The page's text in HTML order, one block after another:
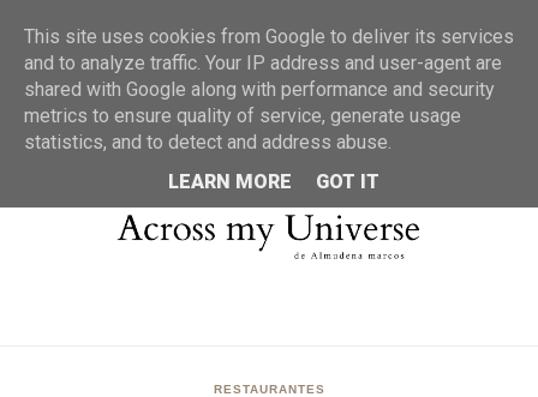
MENU
RESTAURANTES
This site uses cookies from Google to deliver its services
and to analyze traffic. Your IP address and user-agent are
shared with Google along with performance and security
metrics to ensure quality of service, generate usage
statistics, and to detect and address abuse.
LEARN MORE
GOT IT